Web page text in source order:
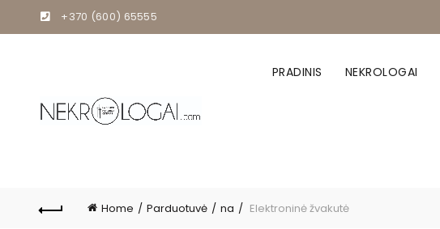
+370 (600) 65555
PRADINIS NEKROLOGAI
Home Parduotuvė na Elektroninė žvakutė